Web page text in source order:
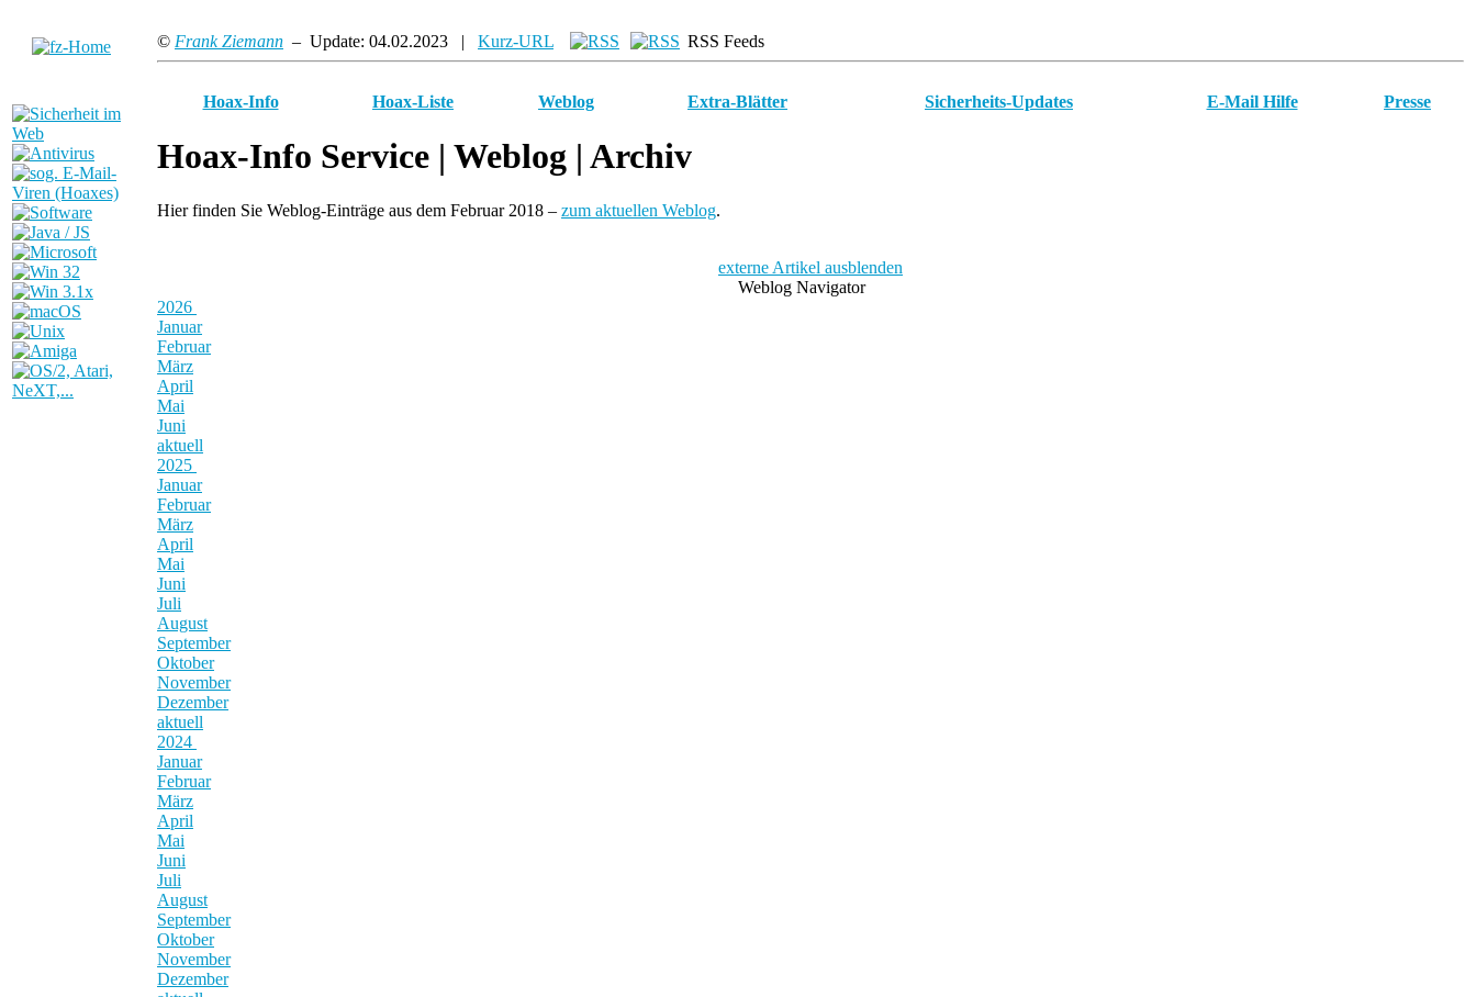
© Frank Ziemann – Update: 04.02.2023 | Kurz-URL RSS Feeds
Hoax-Info Hoax-Liste Weblog Extra-Blätter Sicherheits-Updates E-Mail Hilfe Presse
Hoax-Info Service | Weblog | Archiv
Hier finden Sie Weblog-Einträge aus dem Februar 2018 – zum aktuellen Weblog.
externe Artikel ausblenden
Weblog Navigator
2026
Januar
Februar
März
April
Mai
Juni
aktuell
2025
Januar
Februar
März
April
Mai
Juni
Juli
August
September
Oktober
November
Dezember
aktuell
2024
Januar
Februar
März
April
Mai
Juni
Juli
August
September
Oktober
November
Dezember